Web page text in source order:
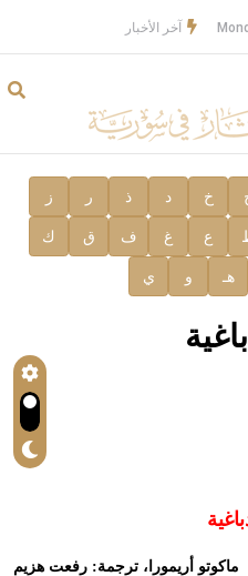
آخر الأخبار
خ د ذ ر ز
ع غ ف ق ك
هـ و ي
ماكوتو أريمورا، ترجمة: رفعت هزيم